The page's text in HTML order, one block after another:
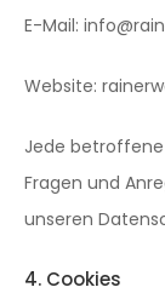
E-Mail:
Website:
Jede betroffene
Fragen und
unseren
4. Cookies